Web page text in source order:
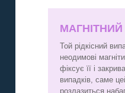
МАГНІТНИЙ
Той рідкісний
неодимові
фіксує її і
випадків, саме
розлазиться